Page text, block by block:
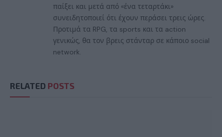
παίξει και μετά από «ένα τεταρτάκι»
συνειδητοποιεί ότι έχουν περάσει τρεις ώρες.
Προτιμά τα RPG, τα sports και τα action
γενικώς, θα τον βρεις στάνταρ σε κάποιο social
network.
RELATED POSTS